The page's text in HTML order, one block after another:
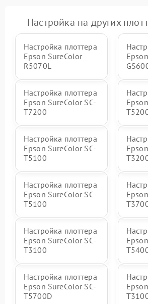
Настройка на других
Настройка плоттера
Epson SureColor
R5070L
Настройка плоттера
Epson SureColor SC-
T7200
Настройка плоттера
Epson SureColor SC-
T5100
Настройка плоттера
Epson SureColor SC-
T5100
Настройка плоттера
Epson SureColor SC-
T3100
Настройка плоттера
Epson SureColor SC-
T5700D